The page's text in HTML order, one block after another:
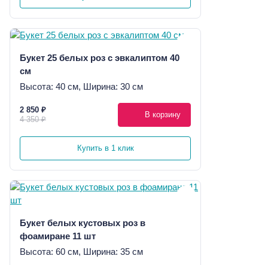
Букет 25 белых роз с эвкалиптом 40
см
Высота: 40 см, Ширина: 30 см
2 850 ₽
4 350 ₽
В корзину
Купить в 1 клик
Букет белых кустовых роз в
фоамиране 11 шт
Высота: 60 см, Ширина: 35 см